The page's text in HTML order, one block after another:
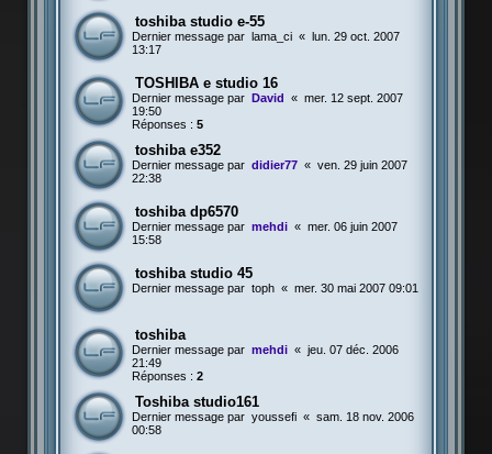
toshiba studio e-55
Dernier message par lama_ci «
lun. 29 oct. 2007
13:17
TOSHIBA e studio 16
Dernier message par David « mer. 12 sept. 2007
19:50
Réponses : 5
toshiba e352
Dernier message par didier77 « ven. 29 juin 2007
22:38
toshiba dp6570
Dernier message par mehdi « mer. 06 juin 2007
15:58
toshiba studio 45
Dernier message par toph « mer. 30 mai 2007 09:01
toshiba
Dernier message par mehdi « jeu. 07 déc. 2006
21:49
Réponses : 2
Toshiba studio161
Dernier message par youssefi « sam. 18 nov. 2006
00:58